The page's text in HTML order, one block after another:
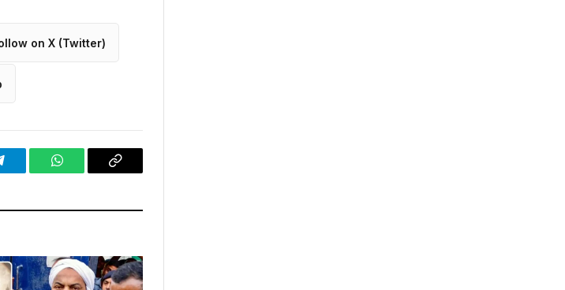
on X (Twitter)
WhatsAppCopy